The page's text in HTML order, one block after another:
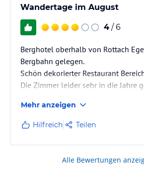
Wandertage im August
4 / 6
Berghotel oberhalb von Rottach
Bergbahn gelegen.
Schön dekorierter Restaurant
Die Zimmer leider sehr in die Jahre
Mehr anzeigen
Hilfreich Teilen
Alle Bewertungen